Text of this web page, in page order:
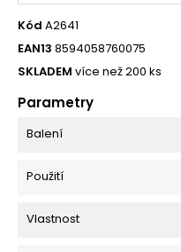
Kód A2641
EAN13 8594058760075
SKLADEM více než 200 ks
Parametry
Balení
Použití
Vlastnost